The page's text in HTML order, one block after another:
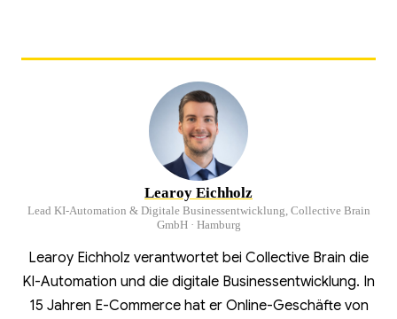
Learoy Eichholz
Lead KI-Automation & Digitale Businessentwicklung, Collective Brain
GmbH · Hamburg
Learoy Eichholz verantwortet bei Collective Brain die
KI-Automation und die digitale Businessentwicklung. In
15 Jahren E-Commerce hat er Online-Geschäfte von